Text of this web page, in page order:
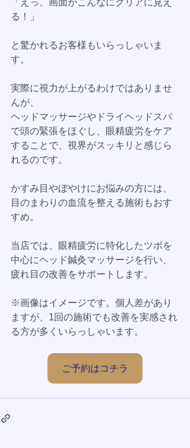
「えっ、画面がこんなにクリアに見え
る！」
と驚かれるお客様もいらっしゃいま
す。
実際に視力が上がるわけではありませ
んが、
ヘッドマッサージやドライヘッドスパ
で頭の緊張をほぐし、眼精疲労をケア
することで、視界がスッキリと感じら
れるのです。
かすみ目やぼやけにお悩みの方には、
目のまわりの血流を整える施術もおす
すめ。
当店では、眼精疲労に特化したツボを
中心にヘッド鍼灸マッサージを行い、
疲れ目の改善をサポートします。
※画像はイメージです。個人差があり
ますが、1回の施術でも改善を実感され
る方が多くいらっしゃいます。
ご予約はコチラ